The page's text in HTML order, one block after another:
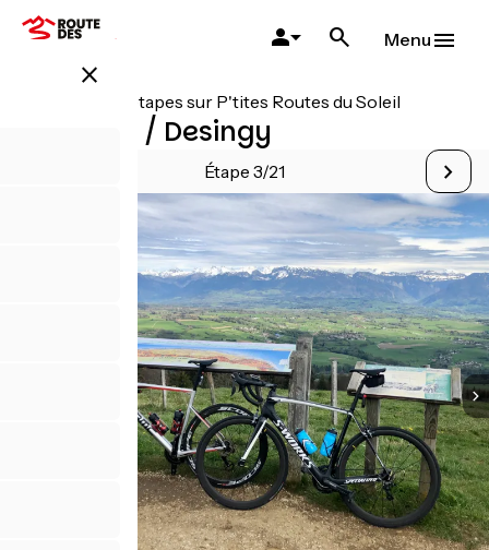
Aller
close
Menu
Toutes les étapes sur P'tites Routes du Soleil
La Muraz / Desingy
Étape 3/21